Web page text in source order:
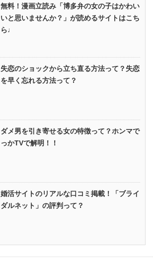
無料！漫画立読み「博多弁の女の子はかわい
いと思いませんか？」が読めるサイトはこち
ら♩
失恋のショックから立ち直る方法って？失恋
を早く忘れる方法って？
ダメ男を引き寄せる女の特徴って？ホンマで
っかTVで解明！！
婚活サイトのリアルな口コミ掲載！「ブライ
ダルネット」の評判って？